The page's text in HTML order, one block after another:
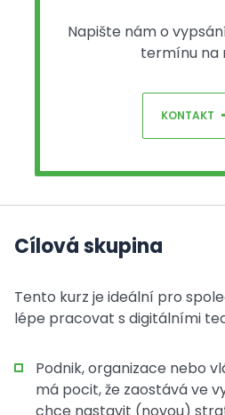
Napište nám o
termínu na
KONTAKT
Cílová skupina
Tento kurz je ideální pro
lépe pracovat s digitálními
Podnik, organizace nebo
má pocit, že zaostává ve